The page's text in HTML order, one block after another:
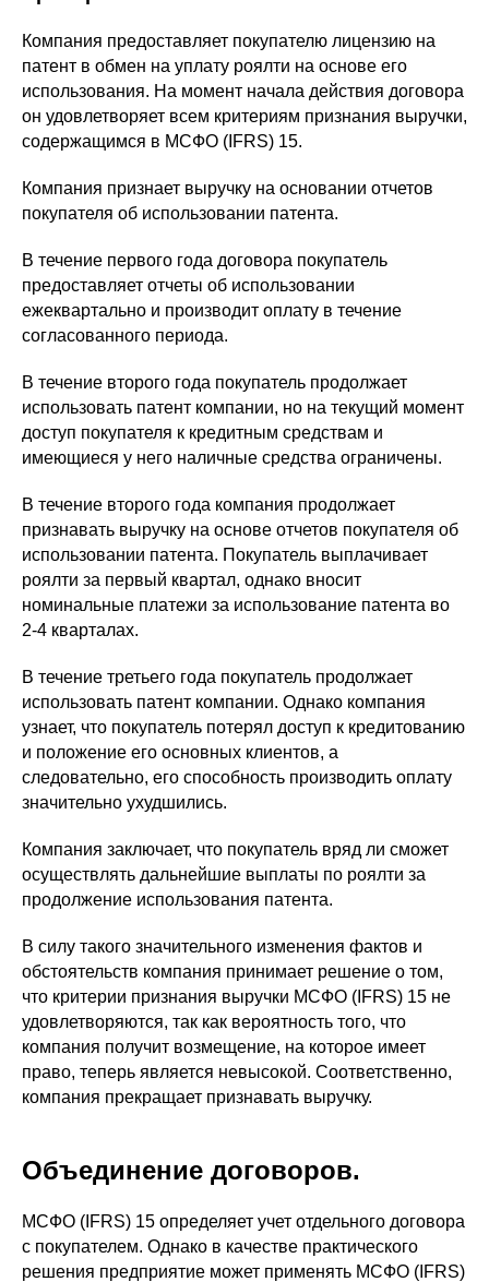
Компания предоставляет покупателю лицензию на
патент в обмен на уплату роялти на основе его
использования. На момент начала действия договора
он удовлетворяет всем критериям признания выручки,
содержащимся в МСФО (IFRS) 15.
Компания признает выручку на основании отчетов
покупателя об использовании патента.
В течение первого года договора покупатель
предоставляет отчеты об использовании
ежеквартально и производит оплату в течение
согласованного периода.
В течение второго года покупатель продолжает
использовать патент компании, но на текущий момент
доступ покупателя к кредитным средствам и
имеющиеся у него наличные средства ограничены.
В течение второго года компания продолжает
признавать выручку на основе отчетов покупателя об
использовании патента. Покупатель выплачивает
роялти за первый квартал, однако вносит
номинальные платежи за использование патента во
2-4 кварталах.
В течение третьего года покупатель продолжает
использовать патент компании. Однако компания
узнает, что покупатель потерял доступ к кредитованию
и положение его основных клиентов, а
следовательно, его способность производить оплату
значительно ухудшились.
Компания заключает, что покупатель вряд ли сможет
осуществлять дальнейшие выплаты по роялти за
продолжение использования патента.
В силу такого значительного изменения фактов и
обстоятельств компания принимает решение о том,
что критерии признания выручки МСФО (IFRS) 15 не
удовлетворяются, так как вероятность того, что
компания получит возмещение, на которое имеет
право, теперь является невысокой. Соответственно,
компания прекращает признавать выручку.
Объединение договоров.
МСФО (IFRS) 15 определяет учет отдельного договора
с покупателем. Однако в качестве практического
решения предприятие может применять МСФО (IFRS)